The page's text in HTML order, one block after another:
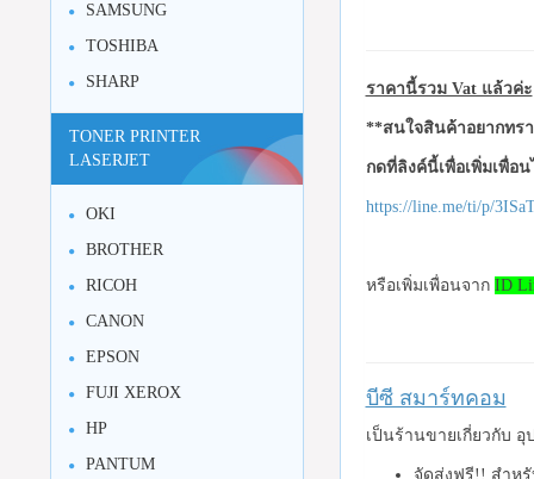
ราคานี้รวม Vat แล้วค่ะ
**สนใจสินค้าอยากทร
กดที่ลิงค์นี้เพื่อเพิ่มเพื่อ
https://line.me/ti/p/
หรือเพิ่มเพื่อนจาก ID
บีซี สมาร์ทคอม
เป็นร้านขายเกี่ยวกับ
จัดส่งฟรี!! สำห
SAMSUNG
TOSHIBA
SHARP
TONER PRINTER
LASERJET
OKI
BROTHER
RICOH
CANON
EPSON
FUJI XEROX
HP
PANTUM